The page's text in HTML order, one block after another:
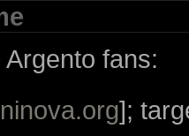
fans:
];